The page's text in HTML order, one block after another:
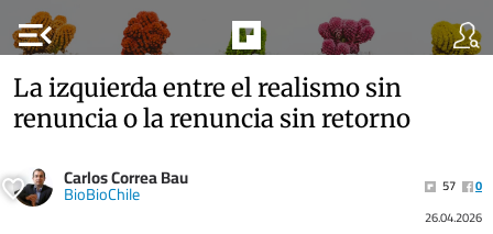
menu_open
La izquierda entre el realismo sin
renuncia o la renuncia sin retorno
Carlos Correa Bau
BioBioChile 57
0
26.04.2026